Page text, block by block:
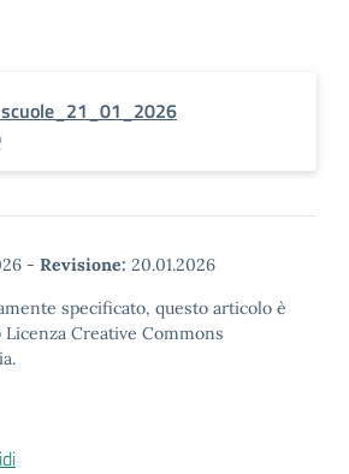
- Revisione: 20.01.2026
specificato, questo articolo è
Creative Commons